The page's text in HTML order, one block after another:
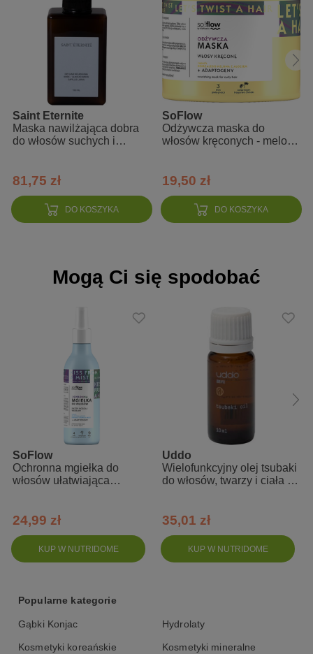
głęboko nawilża i regeneruje
dodaje włosom blasku i witalności
zapobiega rozdwajaniu się końcówek
ułatwia rozczesywanie
chroni przed uszkodzeniami
odpowiedni dla włosów wysokoporowatych
intensywne działanie pielęgnacyjne
Sposób użycia
włosów oraz wmasuj w skórę głowy. Pozostaw na kilka godzin, a
Skład INCI
Vitis Vinifera Seed Oil, Glycine Soja Oil, Cannabis Sativa Seed Oil,
Gossypium Herbaceum Seed Oil, Tocopheryl Acetate, Parfum.
DO KOSZYKA
Saint Eternite
Maska nawilżająca dobra
do włosów suchych i
81,75 zł
DO KOSZYKA
SoFlow
Odżywcza maska do
włosów kręconych - melon,
19,50 zł
Mogą Ci się spodobać
KUP W NUTRIDOME
SoFlow
Ochronna mgiełka do
włosów ułatwiająca
24,99 zł
KUP W NUTRIDOME
Uddo
Wielofunkcyjny olej tsubaki
do włosów, twarzy i ciała z
35,01 zł
Popularne kategorie
Gąbki Konjac Hydrolaty
Kosmetyki koreańskie Kosmetyki mineralne